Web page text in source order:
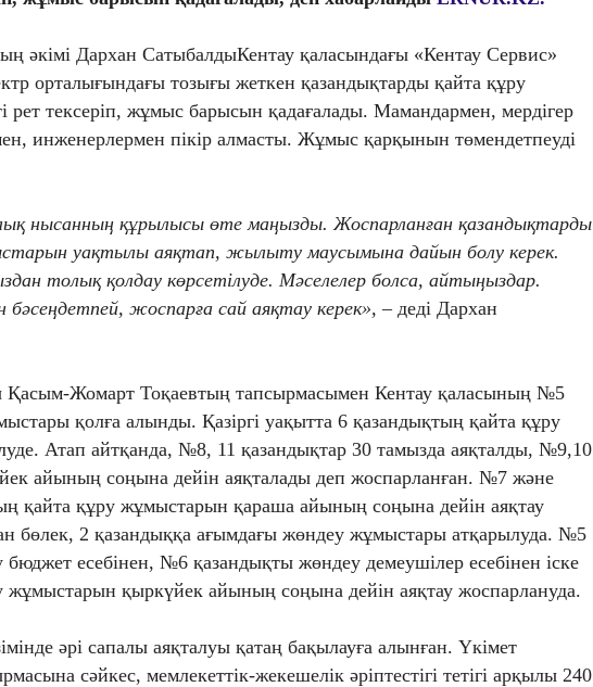
әкімі Дархан СатыбалдыКентау қаласындағы «Кентау Сервис»
орталығындағы тозығы жеткен қазандықтарды қайта құру
рет тексеріп, жұмыс барысын қадағалады. Мамандармен, мердігер
инженерлермен пікір алмасты. Жұмыс қарқынын төмендетпеуді
нысанның құрылысы өте маңызды. Жоспарланған қазандықтарды
уақтылы аяқтап, жылыту маусымына дайын болу керек.
толық қолдау көрсетілуде. Мәселелер болса, айтыңыздар.
жоспарға сай аяқтау керек», – деді Дархан
Жомарт Тоқаевтың тапсырмасымен Кентау қаласының №5
қолға алынды. Қазіргі уақытта 6 қазандықтың қайта құру
Атап айтқанда, №8, 11 қазандықтар 30 тамызда аяқталды, №9,10
айының соңына дейін аяқталады деп жоспарланған. №7 және
қайта құру жұмыстарын қараша айының соңына дейін аяқтау
бөлек, 2 қазандыққа ағымдағы жөндеу жұмыстары атқарылуда. №5
есебінен, №6 қазандықты жөндеу демеушілер есебінен іске
қыркүйек айының соңына дейін аяқтау жоспарлануда.
әрі сапалы аяқталуы қатаң бақылауға алынған. Үкімет
сәйкес, мемлекеттік-жекешелік әріптестігі тетігі арқылы 240